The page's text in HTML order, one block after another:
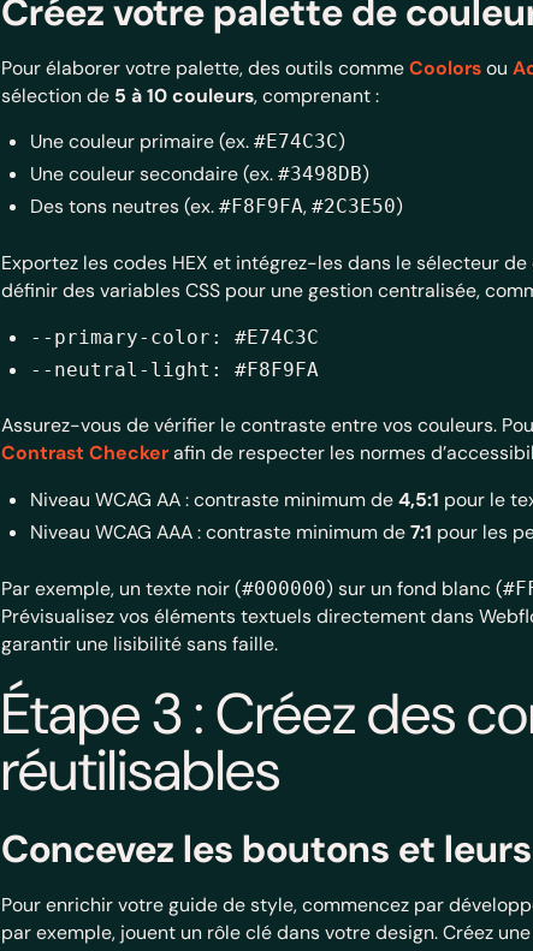
Créez votre palette de
Pour élaborer votre palette, des outils commeCoolorsou
sélection de 5 à 10 couleurs, comprenant :
Une couleur primaire (ex. #E74C3C)
Une couleur secondaire (ex. #3498DB)
Des tons neutres (ex. #F8F9FA, #2C3E50)
Exportez les codes HEX et intégrez-les dans le sélecteur
définir des variables CSS pour une gestion centralisée,
--primary-color: #E74C3C
--neutral-light: #F8F9FA
Assurez-vous de vérifier le contraste entre vos couleurs.
Contrast Checkerafin de respecter les normes
Niveau WCAG AA : contraste minimum de4,5:1 pour le
Niveau WCAG AAA : contraste minimum de7:1 pour les
Par exemple, un texte noir (#000000) sur un fond blanc (
Prévisualisez vos éléments textuels directement dans
garantir une lisibilité sans faille.
Étape 3 : Créez des
réutilisables
Concevez les boutons et
Pour enrichir votre guide de style, commencez par
par exemple, jouent un rôle clé dans votre design. Créez une